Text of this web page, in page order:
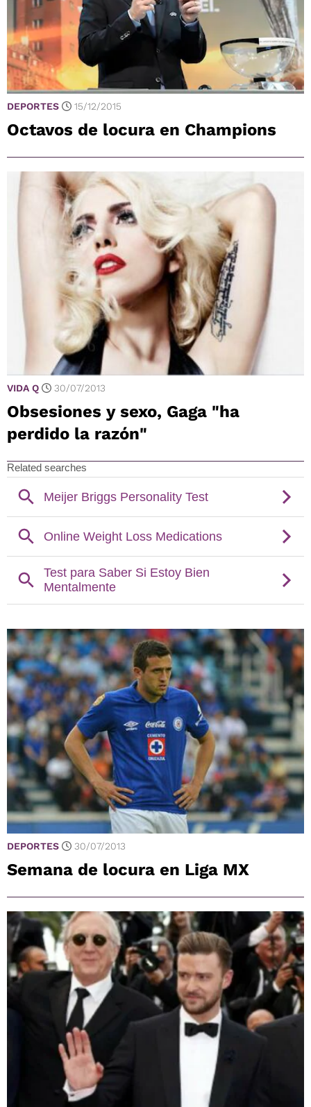
DEPORTES 15/12/2015
Octavos de locura en Champions
VIDA Q 30/07/2013
Obsesiones y sexo, Gaga "ha
perdido la razón"
DEPORTES 30/07/2013
Semana de locura en Liga MX